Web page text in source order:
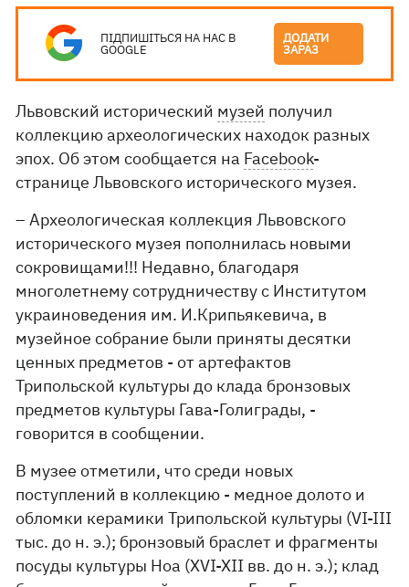
ПІДПИШІТЬСЯ НА НАС В
GOOGLE
ДОДАТИ
ЗАРАЗ
Львовский исторический музей получил
коллекцию археологических находок разных
эпох. Об этом сообщается на Facebook-
странице Львовского исторического музея.
– Археологическая коллекция Львовского
исторического музея пополнилась новыми
сокровищами!!! Недавно, благодаря
многолетнему сотрудничеству с Институтом
украиноведения им. И.Крипьякевича, в
музейное собрание были приняты десятки
ценных предметов - от артефактов
Трипольской культуры до клада бронзовых
предметов культуры Гава-Голиграды, -
говорится в сообщении.
В музее отметили, что среди новых
поступлений в коллекцию - медное долото и
обломки керамики Трипольской культуры (VI-III
тыс. до н. э.); бронзовый браслет и фрагменты
посуды культуры Ноа (XVI-XII вв. до н. э.); клад